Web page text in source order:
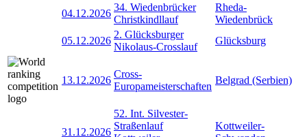
04.12.2026
34. Wiedenbrücker
Christkindllauf
Rheda-
Wiedenbrück
05.12.2026
2. Glücksburger
Nikolaus-Crosslauf
Glücksburg
13.12.2026
Cross-
Europameisterschaften
Belgrad (Serbien)
31.12.2026
52. Int. Silvester-
Straßenlauf
Kottweiler-